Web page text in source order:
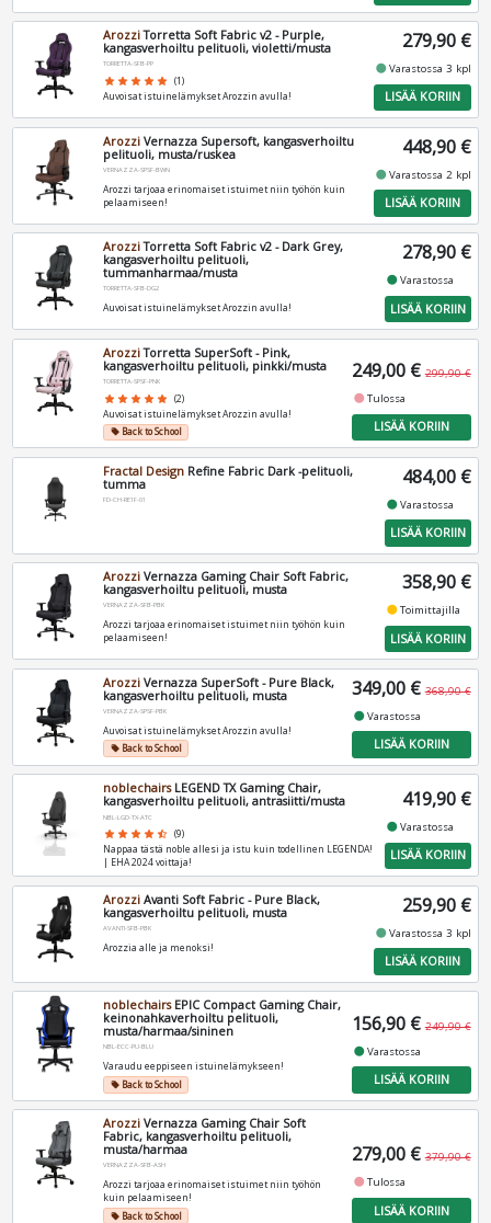
ArozziTorretta Soft Fabric v2 - Purple,
kangasverhoiltu pelituoli, violetti/musta
TORRETTA-SFB-PP
star star star star star (1)
Auvoisat istuinelämykset Arozzin avulla!
279,90 €
fiber_manual_recordVarastossa 3 kpl
LISÄÄ KORIIN
Arozzi Vernazza Supersoft, kangasverhoiltu
pelituoli, musta/ruskea
VERNAZZA-SPSF-BWN
Arozzi tarjoaa erinomaiset istuimet niin työhön kuin
pelaamiseen!
448,90 €
fiber_manual_recordVarastossa 2 kpl
LISÄÄ KORIIN
ArozziTorretta Soft Fabric v2 - Dark Grey,
kangasverhoiltu pelituoli,
tummanharmaa/musta
TORRETTA-SFB-DG2
Auvoisat istuinelämykset Arozzin avulla!
278,90 €
fiber_manual_recordVarastossa
LISÄÄ KORIIN
ArozziTorretta SuperSoft - Pink,
kangasverhoiltu pelituoli, pinkki/musta
TORRETTA-SPSF-PNK
star star star star star (2)
Auvoisat istuinelämykset Arozzin avulla!
local_offerBack to School
249,00 € 299,90 €
fiber_manual_record Tulossa
LISÄÄ KORIIN
Fractal Design Refine Fabric Dark -pelituoli,
tumma
FD-CH-RE1F-01
484,00 €
fiber_manual_recordVarastossa
LISÄÄ KORIIN
Arozzi Vernazza Gaming Chair Soft Fabric,
kangasverhoiltu pelituoli, musta
VERNAZZA-SFB-PBK
Arozzi tarjoaa erinomaiset istuimet niin työhön kuin
pelaamiseen!
358,90 €
fiber_manual_recordToimittajilla
LISÄÄ KORIIN
Arozzi Vernazza SuperSoft - Pure Black,
kangasverhoiltu pelituoli, musta
VERNAZZA-SPSF-PBK
Auvoisat istuinelämykset Arozzin avulla!
local_offerBack to School
349,00 € 368,90 €
fiber_manual_recordVarastossa
LISÄÄ KORIIN
noblechairsLEGEND TX Gaming Chair,
kangasverhoiltu pelituoli, antrasiitti/musta
NBL-LGD-TX-ATC
star star star star star_half (9)
Nappaa tästä noble allesi ja istu kuin todellinen LEGENDA!
| EHA 2024 voittaja!
419,90 €
fiber_manual_recordVarastossa
LISÄÄ KORIIN
Arozzi Avanti Soft Fabric - Pure Black,
kangasverhoiltu pelituoli, musta
AVANTI-SFB-PBK
Arozzia alle ja menoksi!
259,90 €
fiber_manual_recordVarastossa 3 kpl
LISÄÄ KORIIN
noblechairsEPIC Compact Gaming Chair,
keinonahkaverhoiltu pelituoli,
musta/harmaa/sininen
NBL-ECC-PU-BLU
Varaudu eeppiseen istuinelämykseen!
local_offerBack to School
156,90 € 249,90 €
fiber_manual_recordVarastossa
LISÄÄ KORIIN
Arozzi Vernazza Gaming Chair Soft
Fabric, kangasverhoiltu pelituoli,
musta/harmaa
VERNAZZA-SFB-ASH
Arozzi tarjoaa erinomaiset istuimet niin työhön
kuin pelaamiseen!
local_offerBack to School
279,00 € 379,90 €
fiber_manual_record Tulossa
LISÄÄ KORIIN